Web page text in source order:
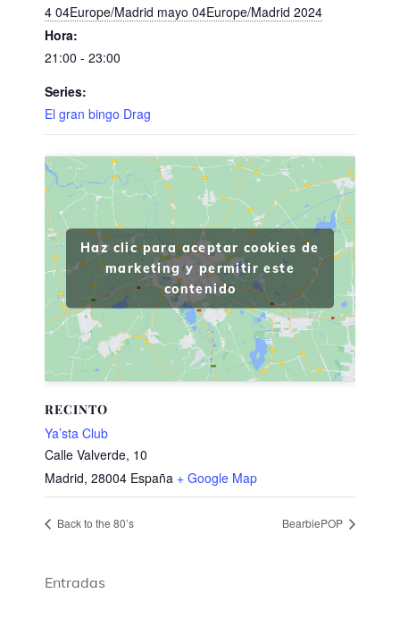
4 04Europe/Madrid mayo 04Europe/Madrid 2024
Hora:
21:00 - 23:00
Series:
El gran bingo Drag
RECINTO
Ya’sta Club
Calle Valverde, 10
Madrid, 28004 España + Google Map
Haz clic para aceptar cookies de
marketing y permitir este
contenido
Back to the 80’s BearbiePOP
Entradas